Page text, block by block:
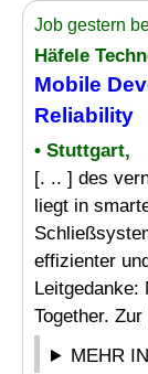
Job gestern
Häfele
Mobile
Reliability
• Stuttgart,
[. .. ] des
liegt in
effizienter
Leitgedanke:
Together.
MEHR